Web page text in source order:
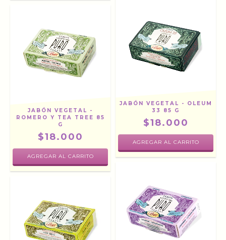
JABÓN VEGETAL -
ROMERO Y TEA TREE 85
G
$18.000
JABÓN VEGETAL - OLEUM
33 85 G
$18.000